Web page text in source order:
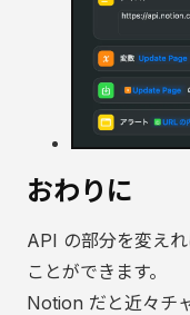
おわりに
API の部分を変え
ことができます。
Notion だと近々チ